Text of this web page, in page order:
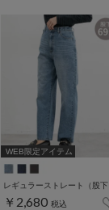
WEB限定アイテム
￥2,680 税込